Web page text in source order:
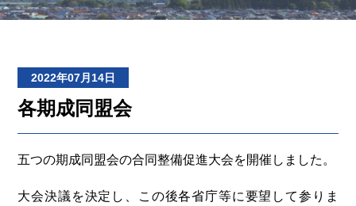
2022年07月14日
各期成同盟会
五つの期成同盟会の合同整備促進大会を開催しました。
大会決議を決定し、この後各省庁等に要望して参りま